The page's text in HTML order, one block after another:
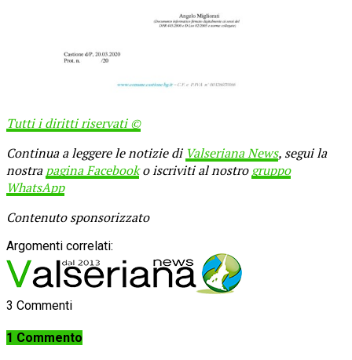
Tutti i diritti riservati ©
Continua a leggere le notizie di Valseriana News, segui la
nostrapagina Facebooko iscriviti al nostrogruppo
WhatsApp
Contenuto sponsorizzato
Argomenti correlati:
3 Commenti
1 Commento